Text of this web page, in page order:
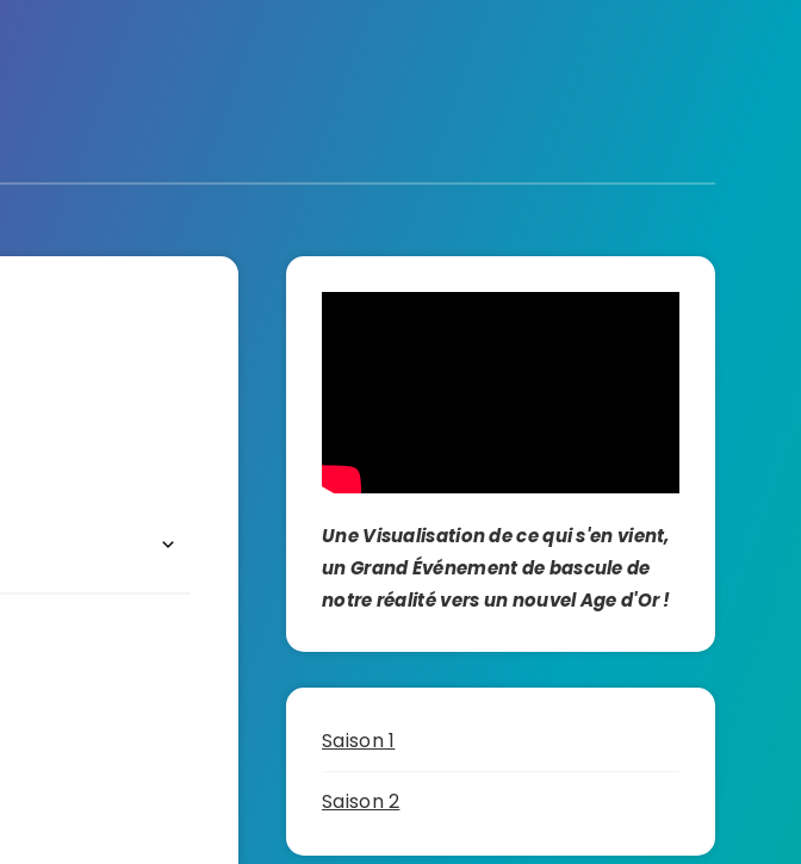
Une Visualisation de ce qui s'en vient,
un Grand Événement de bascule de
notre réalité vers un nouvel Age d'Or !
Saison 1
Saison 2